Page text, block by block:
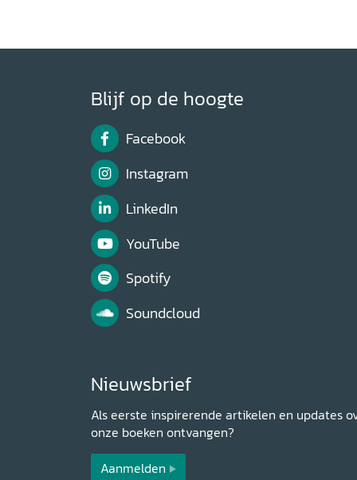
Blijf op de hoogte
Facebook
Instagram
LinkedIn
YouTube
Spotify
Soundcloud
Nieuwsbrief
Als eerste inspirerende artikelen en updates
onze boeken ontvangen?
Aanmelden